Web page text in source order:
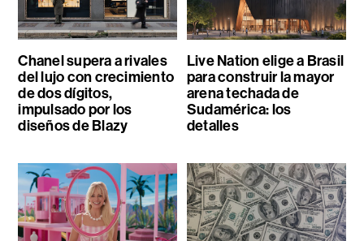
Chanel supera a rivales
del lujo con crecimiento
de dos dígitos,
impulsado por los
diseños de Blazy
Live Nation elige a Brasil
para construir la mayor
arena techada de
Sudamérica: los
detalles